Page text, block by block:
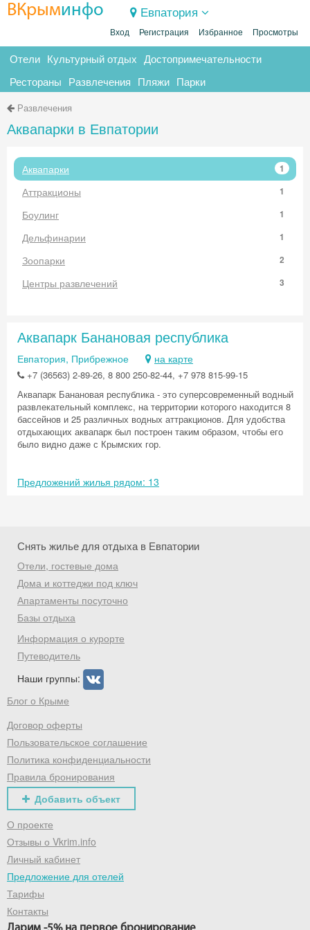
ВКрыминфо Евпатория
Вход Регистрация Избранное Просмотры
Отели Культурный отдых Достопримечательности
Рестораны Развлечения Пляжи Парки
Развлечения
Аквапарки в Евпатории
Аквапарки 1
Аттракционы 1
Боулинг 1
Дельфинарии 1
Зоопарки 2
Центры развлечений 3
Аквапарк Банановая республика
Евпатория, Прибрежное на карте
+7 (36563) 2-89-26, 8 800 250-82-44, +7 978 815-99-15
Аквапарк Банановая республика - это суперсовременный водный
развлекательный комплекс, на территории которого находится 8
бассейнов и 25 различных водных аттракционов. Для удобства
отдыхающих аквапарк был построен таким образом, чтобы его
было видно даже с Крымских гор.
Предложений жилья рядом: 13
Снять жилье для отдыха в Евпатории
Отели, гостевые дома
Дома и коттеджи под ключ
Апартаменты посуточно
Базы отдыха
Информация о курорте
Путеводитель
Наши группы:
Блог о Крыме
Договор оферты
Пользовательское соглашение
Политика конфиденциальности
Правила бронирования
Добавить объект
О проекте
Отзывы о Vkrim.info
Личный кабинет
Предложение для отелей
Тарифы
Контакты
Скидка −5%
промокод на первое бронирование!